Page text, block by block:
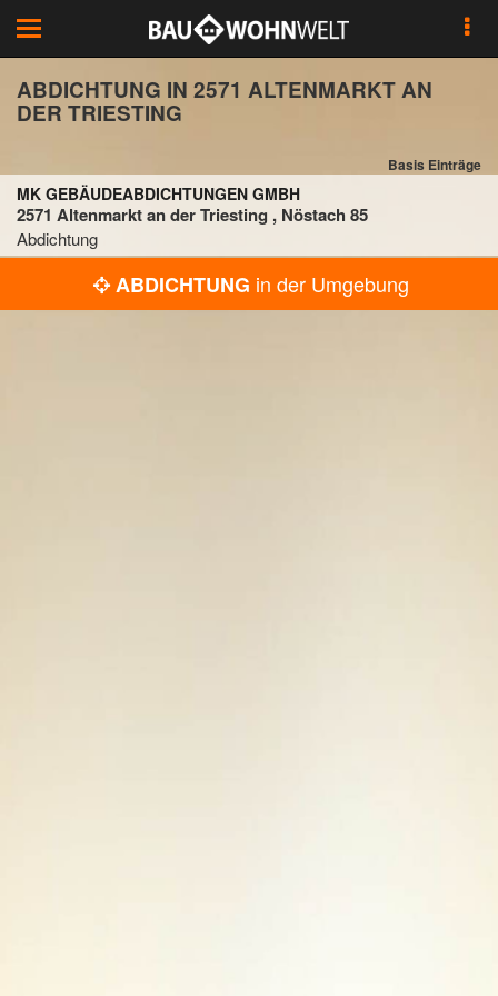
Toggle
navigation
ABDICHTUNG IN 2571 ALTENMARKT AN
DER TRIESTING
Basis Einträge
MK GEBÄUDEABDICHTUNGEN GMBH
2571 Altenmarkt an der Triesting , Nöstach 85
Abdichtung
ABDICHTUNG in der Umgebung